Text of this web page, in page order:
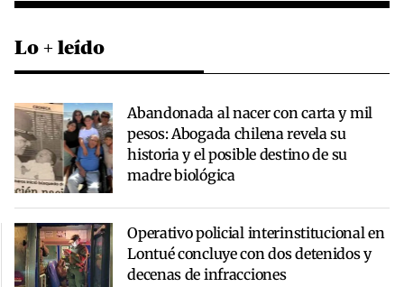
Lo + leído
Abandonada al nacer con carta y mil
pesos: Abogada chilena revela su
historia y el posible destino de su
madre biológica
Operativo policial interinstitucional en
Lontué concluye con dos detenidos y
decenas de infracciones